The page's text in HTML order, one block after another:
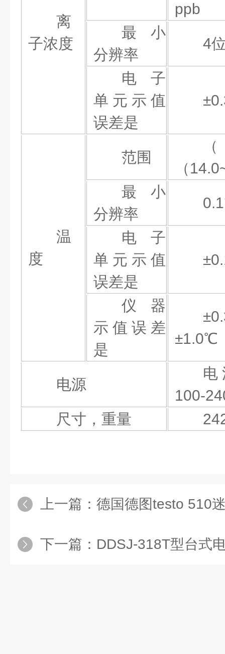
离
子浓度
ppb
最小
分辨率
4
电子
单元示值
误差是
温
度
范围
（14.
最小
分辨率
0.1
电子
单元示值
误差是
仪器
示值误差
是
±1.0℃
电源
100-
尺寸，重量
上一篇： 德国德图testo 510迷你
下一篇： DDSJ-318T型台式电